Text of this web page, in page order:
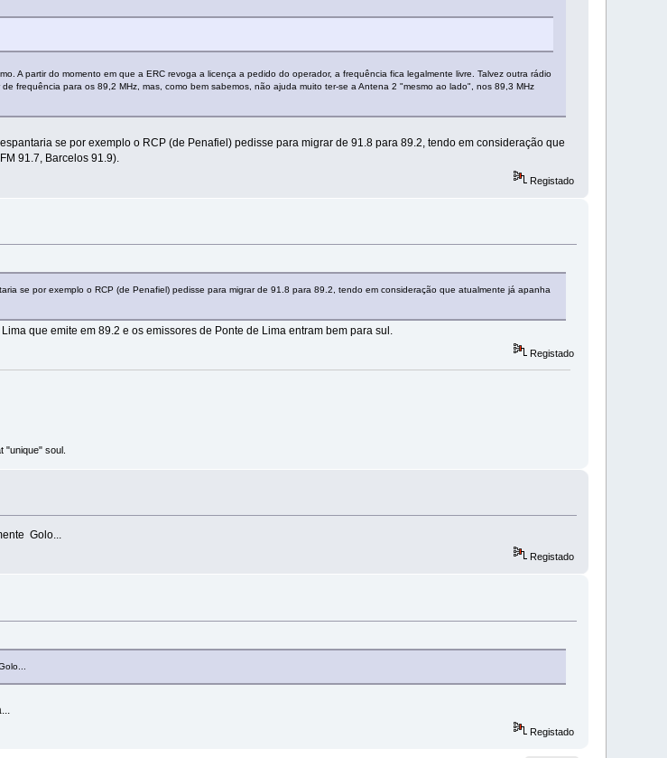
A partir do momento em que a ERC revoga a licença a pedido do operador, a frequência fica legalmente livre. Talvez outra rádio
frequência para os 89,2 MHz, mas, como bem sabemos, não ajuda muito ter-se a Antena 2 "mesmo ao lado", nos 89,3 MHz
se por exemplo o RCP (de Penafiel) pedisse para migrar de 91.8 para 89.2, tendo em consideração que
91.7, Barcelos 91.9).
Registado
se por exemplo o RCP (de Penafiel) pedisse para migrar de 91.8 para 89.2, tendo em consideração que atualmente já apanha
que emite em 89.2 e os emissores de Ponte de Lima entram bem para sul.
Registado
"unique" soul.
Golo...
Registado
Registado